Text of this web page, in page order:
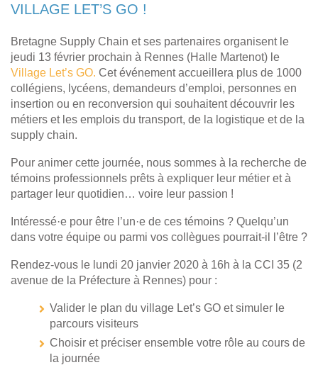
VILLAGE LET’S GO !
Bretagne Supply Chain et ses partenaires organisent le
jeudi 13 février prochain à Rennes (Halle Martenot) le
Village Let’s GO. Cet événement accueillera plus de 1000
collégiens, lycéens, demandeurs d’emploi, personnes en
insertion ou en reconversion qui souhaitent découvrir les
métiers et les emplois du transport, de la logistique et de la
supply chain.
Pour animer cette journée, nous sommes à la recherche de
témoins professionnels prêts à expliquer leur métier et à
partager leur quotidien… voire leur passion !
Intéressé·e pour être l’un·e de ces témoins ? Quelqu’un
dans votre équipe ou parmi vos collègues pourrait-il l’être ?
Rendez-vous le lundi 20 janvier 2020 à 16h à la CCI 35 (2
avenue de la Préfecture à Rennes) pour :
Valider le plan du village Let’s GO et simuler le
parcours visiteurs
Choisir et préciser ensemble votre rôle au cours de
la journée